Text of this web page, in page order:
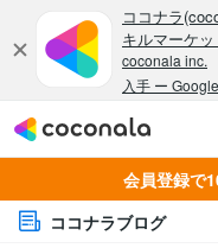
会員登録で
ココナラブログ